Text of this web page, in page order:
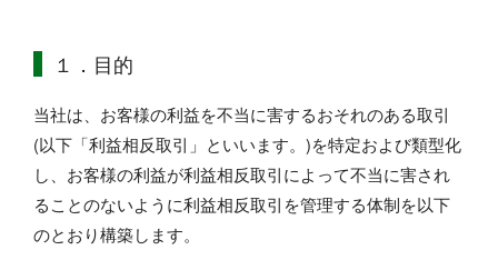
１．目的
当社は、お客様の利益を不当に害するおそれのある取引
(以下「利益相反取引」といいます。)を特定および類型化
し、お客様の利益が利益相反取引によって不当に害され
ることのないように利益相反取引を管理する体制を以下
のとおり構築します。